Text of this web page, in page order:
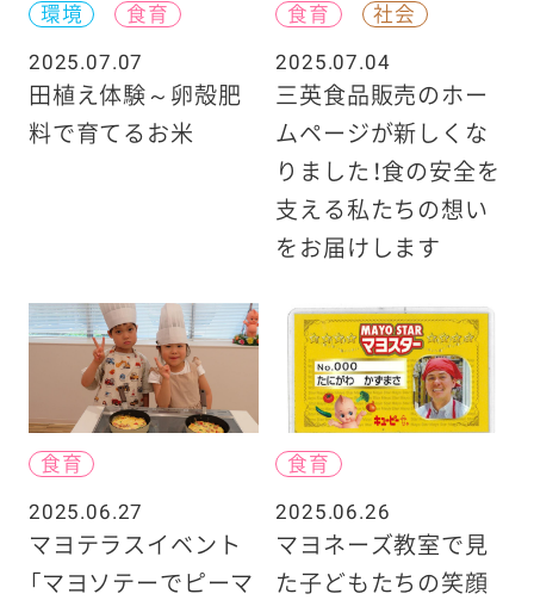
環境
食育
2025.07.07
田植え体験～卵殻肥
料で育てるお米
食育
社会
2025.07.04
三英食品販売のホー
ムページが新しくな
りました！食の安全を
支える私たちの想い
をお届けします
食育
2025.06.27
マヨテラスイベント
「マヨソテーでピーマ
食育
2025.06.26
マヨネーズ教室で見
た子どもたちの笑顔